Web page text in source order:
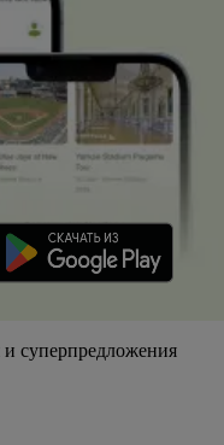
суперпредложения